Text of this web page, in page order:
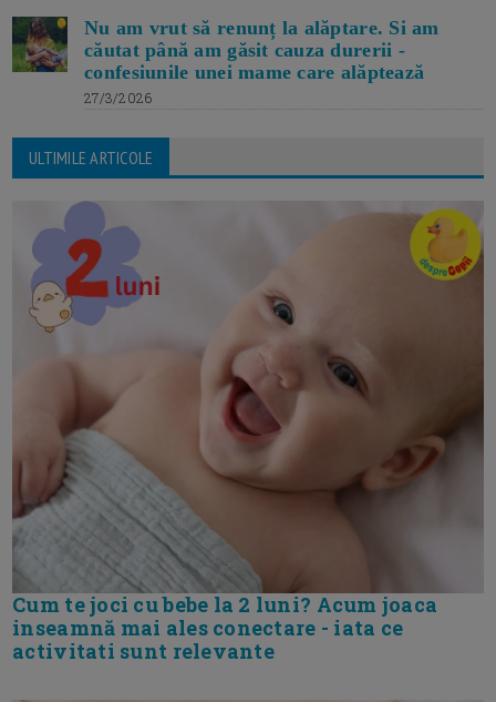
Nu am vrut să renunț la alăptare. Si am
căutat până am găsit cauza durerii -
confesiunile unei mame care alăptează
27/3/2026
ULTIMILE ARTICOLE
Cum te joci cu bebe la 2 luni? Acum joaca
inseamnă mai ales conectare - iata ce
activitati sunt relevante